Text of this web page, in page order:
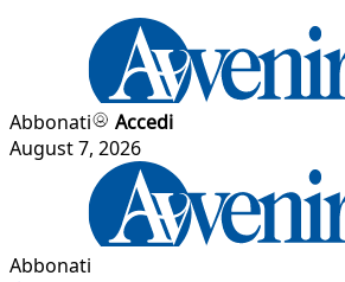
Abbonati
Accedi
August 7, 2026
Abbonati